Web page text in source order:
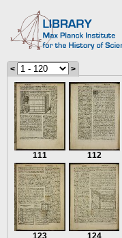
< >
111 112
123 124